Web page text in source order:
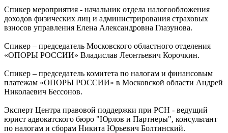
Спикер мероприятия - начальник отдела налогообложения
доходов физических лиц и администрирования страховых
взносов управления Елена Александровна Глазунова.
Спикер – председатель Московского областного отделения
«ОПОРЫ РОССИИ» Владислав Леонтьевич Корочкин.
Спикер – председатель комитета по налогам и финансовым
платежам «ОПОРЫ РОССИИ» в Московской области Андрей
Николаевич Бессонов.
Эксперт Центра правовой поддержки при РСН - ведущий
юрист адвокатского бюро "Юрлов и Партнеры", консультант
по налогам и сборам Никита Юрьевич Болтинский.